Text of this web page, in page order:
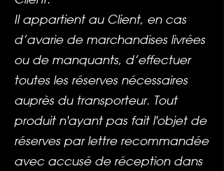
Il appartient au Client, en cas
d’avarie de marchandises livrées
ou de manquants, d’effectuer
toutes les réserves nécessaires
auprès du transporteur. Tout
produit n'ayant pas fait l'objet de
réserves par lettre recommandée
avec accusé de réception dans